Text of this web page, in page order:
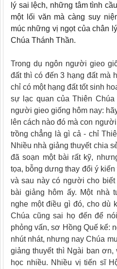
lý sai lệch, những tâm tình
một lối văn mà càng suy
múc những vị ngọt của chân
Chúa Thánh Thần.
Trong dụ ngôn người gieo
đất thì có đến 3 hạng đất mà
chỉ có một hạng đất tốt sinh
sự lạc quan của Thiên
người gieo giống hôm nay:
lên cách nào đó mà con
trồng chẳng là gì cả - chỉ
Nhiều nhà giảng thuyết chia
đã soạn một bài rất kỹ,
tọa, bỗng dưng thay đổi ý
và sau này có người cho
bài giảng hôm ấy. Một nhà
nghe một điều gì đó, cho dù
Chúa cũng sai họ đến để
phỏng vấn, sơ Hồng Quế kể:
nhút nhát, nhưng nay Chúa
giảng thuyết thì Ngài ban
học nhiều. Nhiều vị tiến sĩ